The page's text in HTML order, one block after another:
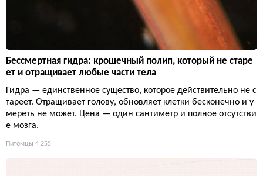
Бессмертная гидра: крошечный полип, который не старе
ет и отращивает любые части тела
Гидра — единственное существо, которое действительно не с
тареет. Отращивает голову, обновляет клетки бесконечно и у
мереть не может. Цена — один сантиметр и полное отсутстви
е мозга.
Питомцы 4 255